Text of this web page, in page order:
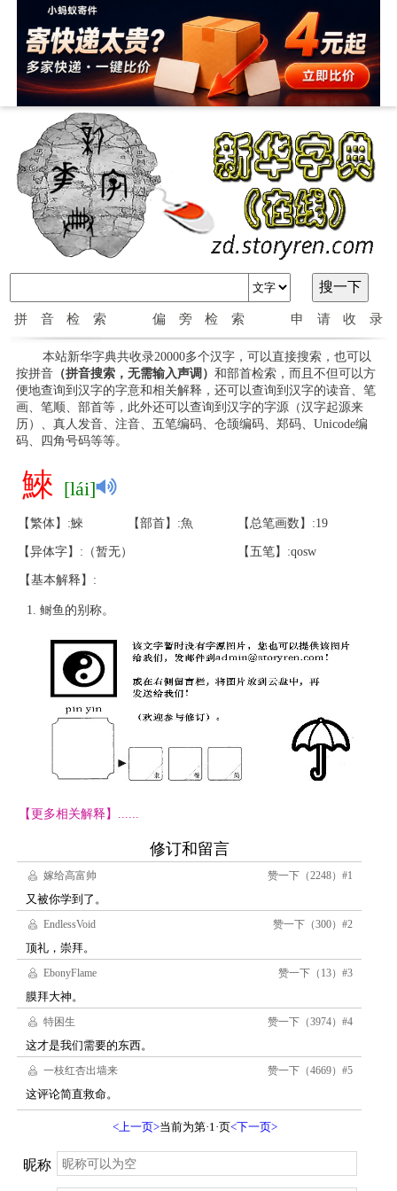
拼音检索 偏旁检索 申请收录
本站新华字典共收录20000多个汉字，可以直接搜索，也可以
按拼音（拼音搜索，无需输入声调） 和部首检索，而且不但可以方
便地查询到汉字的字意和相关解释，还可以查询到汉字的读音、笔
画、笔顺、部首等，此外还可以查询到汉字的字源（汉字起源来
历）、真人发音、注音、五笔编码、仓颉编码、郑码、Unicode编
码、四角号码等等。
鯠 [lái]
【繁体】:鯠 【部首】:魚 【总笔画数】:19
【异体字】:（暂无） 【五笔】:qosw
【基本解释】:
鲥鱼的别称。
【更多相关解释】......